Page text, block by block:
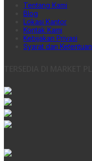
Tentang Kami
Blog
Lokasi Kantor
Kontak Kami
Kebijakan Privasi
Syarat dan Ketentuan